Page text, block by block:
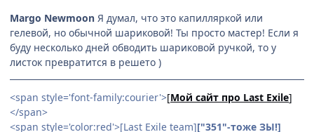
Margo Newmoon Я думал, что это капилляркой или
гелевой, но обычной шариковой! Ты просто мастер! Если я
буду несколько дней обводить шариковой ручкой, то у
листок превратится в решето )
<span style='font-family:courier'>[Мой сайт про Last Exile]
</span>
<span style='color:red'>[Last Exile team]["351"-тоже ЗЫ!]